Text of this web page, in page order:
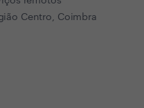
Centro, Coimbra